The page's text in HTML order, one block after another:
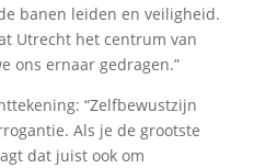
banen leiden en veiligheid.
Utrecht het centrum van
ons ernaar gedragen.”
“Zelfbewustzijn
Als je de grootste
dat juist ook om